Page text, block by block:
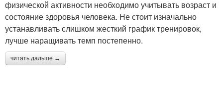
физической активности необходимо учитывать возраст и
состояние здоровья человека. Не стоит изначально
устанавливать слишком жесткий график тренировок,
лучше наращивать темп постепенно.
читать дальше →